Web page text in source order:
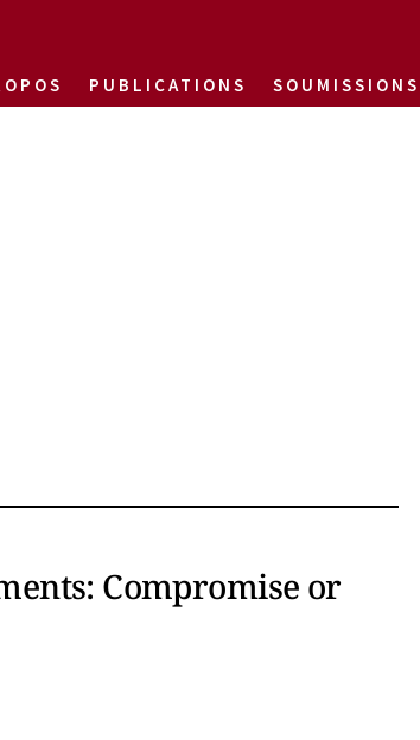
PUBLICATIONS SOUMISSIONS
Compromise or